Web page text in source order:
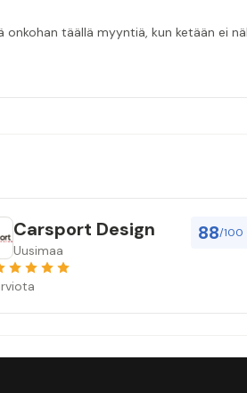
täällä myyntiä, kun ketään ei
88/100
Carsport Design
Uusimaa